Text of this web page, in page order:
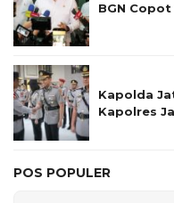
BGN Copot
Kapolda
Kapolres
POS POPULER